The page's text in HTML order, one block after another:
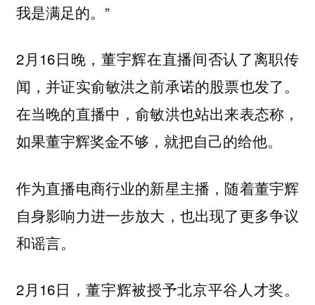
我是满足的。”
2月16日晚，董宇辉在直播间否认了离职传
闻，并证实俞敏洪之前承诺的股票也发了。
在当晚的直播中，俞敏洪也站出来表态称，
如果董宇辉奖金不够，就把自己的给他。
作为直播电商行业的新星主播，随着董宇辉
自身影响力进一步放大，也出现了更多争议
和谣言。
2月16日，董宇辉被授予北京平谷人才奖。